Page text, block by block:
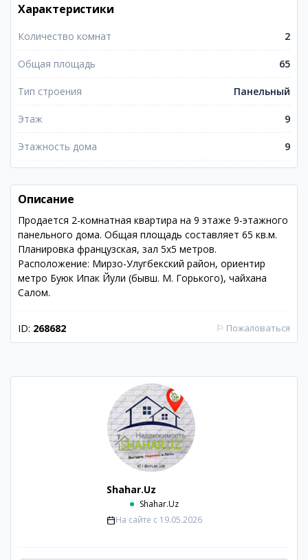
Характеристики
Количество комнат 2
Общая площадь 65
Тип строения Панельный
Этаж 9
Этажность дома 9
Описание
Продается 2-комнатная квартира на 9 этаже 9-этажного
панельного дома. Общая площадь составляет 65 кв.м.
Планировка французская, зал 5х5 метров.
Расположение: Мирзо-Улугбекский район, ориентир
метро Буюк Ипак Йули (бывш. М. Горького), чайхана
Салом.
ID: 268682 ⚐ Пожаловаться
Shahar.Uz
Shahar.Uz
На сайте с 19.05.2026